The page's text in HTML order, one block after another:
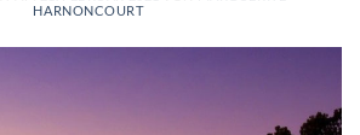
HARNONCOURT